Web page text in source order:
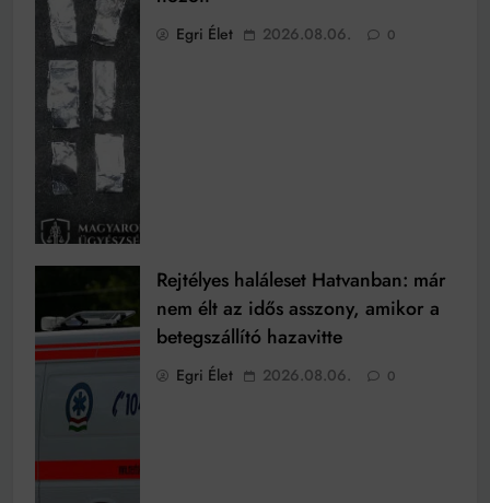
Egri Élet 2026.08.06. 0
Rejtélyes haláleset Hatvanban: már
nem élt az idős asszony, amikor a
betegszállító hazavitte
Egri Élet 2026.08.06. 0